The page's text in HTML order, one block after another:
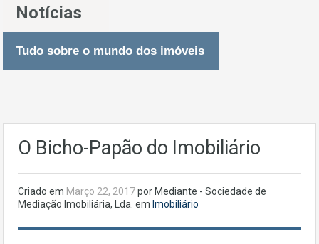
Notícias
Tudo sobre o mundo dos imóveis
O Bicho-Papão do Imobiliário
Criado em Março 22, 2017por Mediante - Sociedade de
Mediação Imobiliária, Lda. em Imobiliário